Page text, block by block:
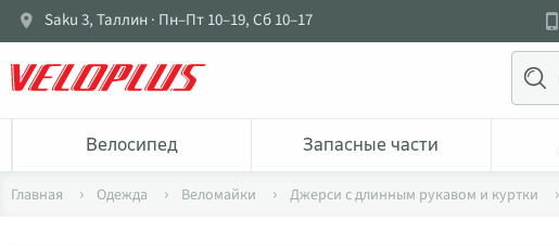
Saku 3, Таллин · Пн–Пт 10–19, Сб 10–17
Bелосипед Запасные части
Главная Одежда Веломайки Джерси с длинным рукавом и куртки